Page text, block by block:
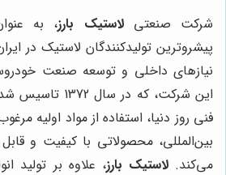
شرکت صنعتیلاستیک بارز، به
پیشروترین تولیدکنندگان لاستیک در
نیازهای داخلی و توسعه صنعت
این شرکت، که در
فنی روز دنیا، استفاده از مواد اولیه
بین‌المللی، محصولاتی با کیفیت و قابل
می‌کند.لاستیک بارز، علاوه بر تولید